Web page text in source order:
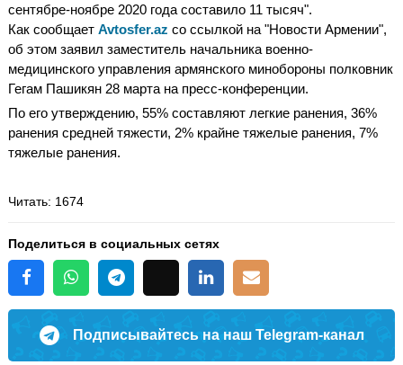
сентябре-ноябре 2020 года составило 11 тысяч".
Как сообщает Avtosfer.az со ссылкой на "Новости Армении",
об этом заявил заместитель начальника военно-
медицинского управления армянского минобороны полковник
Гегам Пашикян 28 марта на пресс-конференции.
По его утверждению, 55% составляют легкие ранения, 36%
ранения средней тяжести, 2% крайне тяжелые ранения, 7%
тяжелые ранения.
Читать: 1674
Поделиться в социальных сетях
Подписывайтесь на наш Telegram-канал